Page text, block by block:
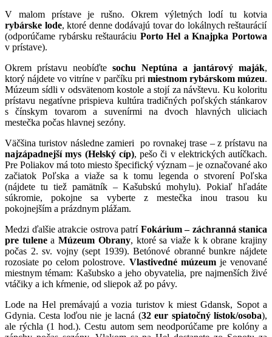
V malom prístave je rušno. Okrem výletných lodí tu kotvia
rybárske lode, ktoré denne dodávajú tovar do lokálnych reštaurácií
(odporúčame rybársku reštauráciu Porto Hel a Knajpka Portowa
v prístave).
Okrem prístavu neobíďte sochu Neptúna a jantárový maják,
ktorý nájdete vo vitríne v parčíku pri miestnom rybárskom múzeu.
Múzeum sídli v odsvätenom kostole a stojí za návštevu. Ku koloritu
prístavu negatívne prispieva kultúra tradičných poľských stánkarov
s čínskym tovarom a suvenírmi na dvoch hlavných uliciach
mestečka počas hlavnej sezóny.
Väčšina turistov následne zamieri po rovnakej trase – z prístavu na
najzápadnejší mys (Helský cíp), pešo či v elektrických autíčkach.
Pre Poliakov má toto miesto špecifický význam – je označované ako
začiatok Poľska a viaže sa k tomu legenda o stvorení Poľska
(nájdete tu tiež pamätník – Kašubskú mohylu). Pokiaľ hľadáte
súkromie, pokojne sa vyberte z mestečka inou trasou ku
pokojnejším a prázdnym plážam.
Medzi ďalšie atrakcie ostrova patríFokárium – záchranná stanica
pre tuleneaMúzeum Obrany, ktoré sa viaže k k obrane krajiny
počas 2. sv. vojny (sept 1939). Betónové obranné bunkre nájdete
rozosiate po celom polostrove. Vlastivedné múzeum je venované
miestnym témam: Kašubsko a jeho obyvatelia, pre najmenších živé
vtáčiky a ich kŕmenie, od sliepok až po pávy.
Lode na Hel premávajú a vozia turistov k miest Gdansk, Sopot a
Gdynia. Cesta loďou nie je lacná (32 eur spiatočný lístok/osoba),
ale rýchla (1 hod.). Cestu autom sem neodporúčame pre kolóny a